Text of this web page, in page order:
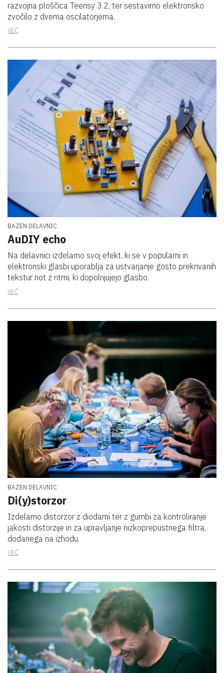
razvojna ploščica Teensy 3.2, ter sestavimo elektronsko
zvočilo z dvema oscilatorjema.
VEČ
BAZEN DELAVNIC
AuDIY echo
Na delavnici izdelamo svoj efekt, ki se v popularni in
elektronski glasbi uporablja za ustvarjanje gosto prekrivanih
tekstur not z ritmi, ki dopolnjujejo glasbo.
VEČ
BAZEN DELAVNIC
Di(y)storzor
Izdelamo distorzor z diodami ter z gumbi za kontroliranje
jakosti distorzije in za upravljanje nizkoprepustnega filtra,
dodanega na izhodu.
VEČ